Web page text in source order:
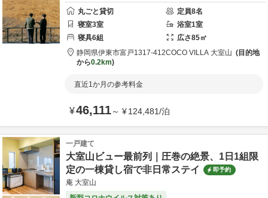
丸ごと貸切 定員8名
寝室3室 浴室1室
寝具6組 広さ85㎡
静岡県伊東市富戸1317-412COCO VILLA 大室山
目的地
から0.2km
直近1か月の参考料金
¥46,111～ ¥124,481/泊
一戸建て
大室山ビュー最前列｜圧巻の絶景、1日1組限
定の一棟貸し宿で非日常ステイ
即予約
庵 大室山